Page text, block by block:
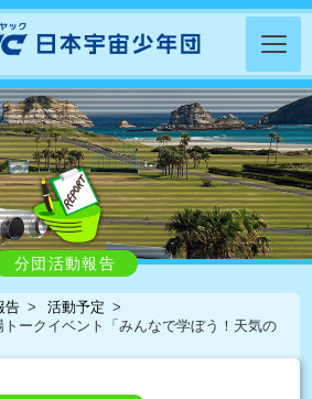
分団活動報告
告
活動予定
ークイベント「みんなで学ぼう！天気の